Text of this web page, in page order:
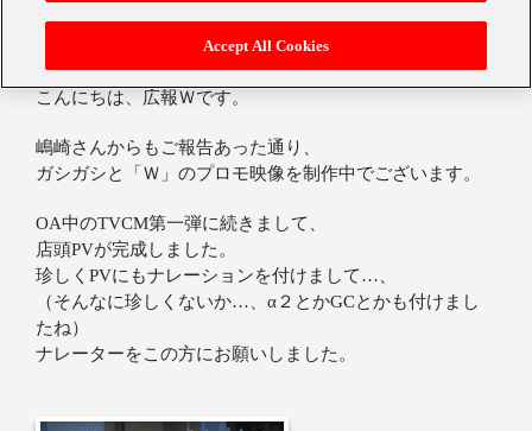
こんにちは、広報Ｗです。
嶋崎さんからもご報告あった通り、
ガシガシと「Ｗ」のプロモ映像を制作中でございます。
OA中のTVCM第一弾に続きまして、
店頭PVが完成しました。
珍しくPVにもナレーションを付けまして…、
（そんなに珍しくないか…、α２とかGCとかも付けまし
たね）
ナレーターをこの方にお願いしました。
Accept All Cookies